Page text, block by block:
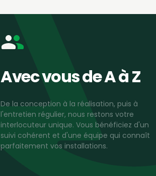
Avec vous de A à Z
De la conception à la réalisation, puis à
l'entretien régulier, nous restons votre
interlocuteur unique. Vous bénéficiez d'un
suivi cohérent et d'une équipe qui connaît
parfaitement vos installations.